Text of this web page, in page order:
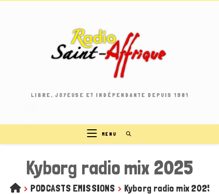
LIBRE, JOYEUSE ET INDÉPENDANTE DEPUIS 1981
MENU
Kyborg radio mix 2025
> PODCASTS EMISSIONS > Kyborg radio mix 2025